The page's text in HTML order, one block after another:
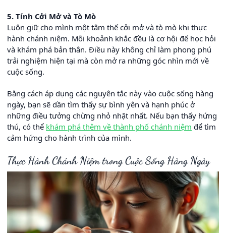
5. Tính Cởi Mở và Tò Mò
Luôn giữ cho mình một tâm thế cởi mở và tò mò khi thực
hành chánh niệm. Mỗi khoảnh khắc đều là cơ hội để học hỏi
và khám phá bản thân. Điều này không chỉ làm phong phú
trải nghiệm hiện tại mà còn mở ra những góc nhìn mới về
cuộc sống.
Bằng cách áp dụng các nguyên tắc này vào cuộc sống hàng
ngày, bạn sẽ dần tìm thấy sự bình yên và hạnh phúc ở
những điều tưởng chừng nhỏ nhặt nhất. Nếu bạn thấy hứng
thú, có thể khám phá thêm về thành phố chánh niệm để tìm
cảm hứng cho hành trình của mình.
Thực Hành Chánh Niệm trong Cuộc Sống Hàng Ngày